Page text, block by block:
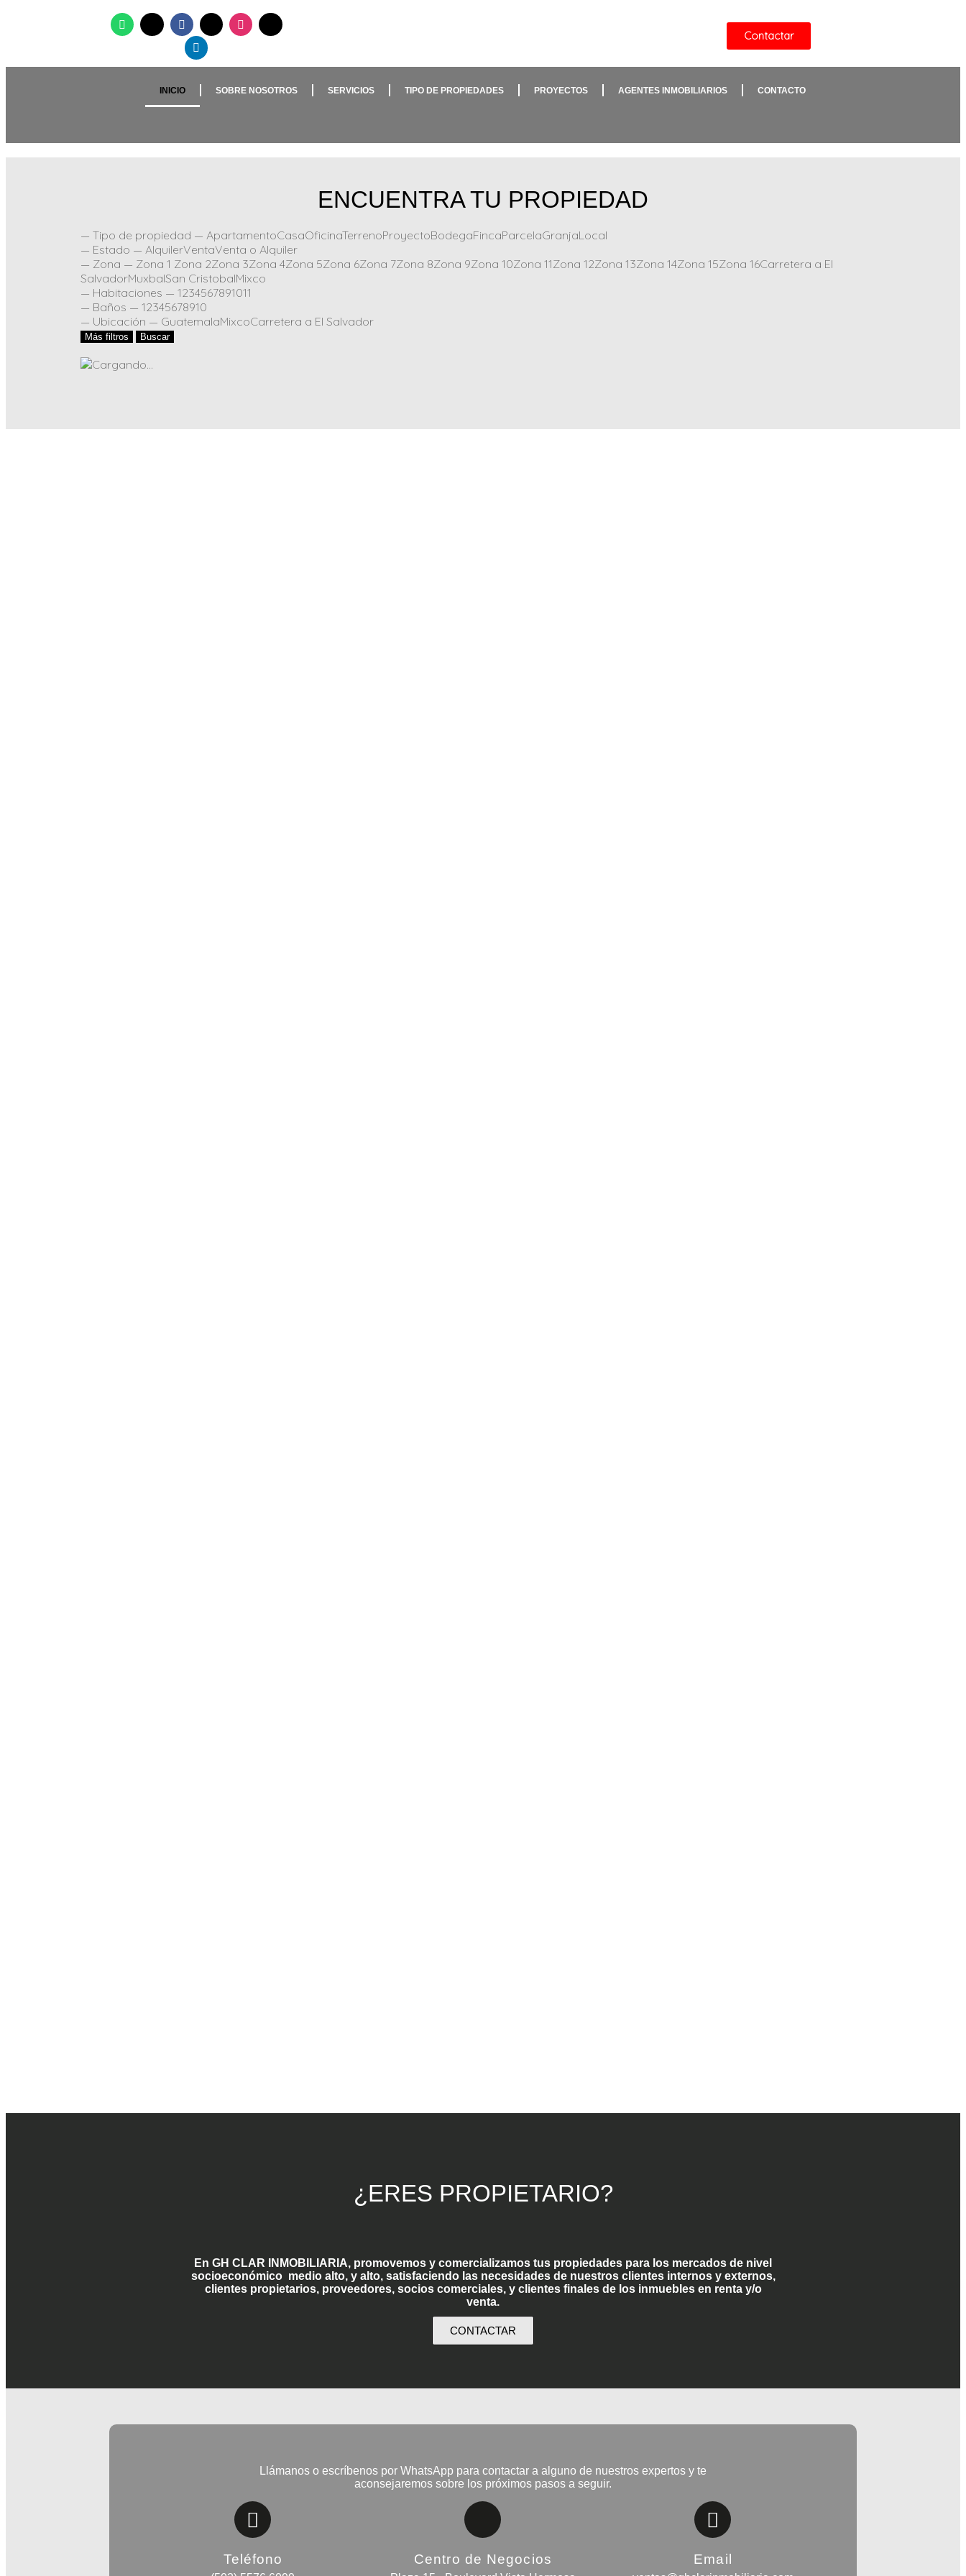
Contactar
INICIO SOBRE NOSOTROS SERVICIOS TIPO DE PROPIEDADES PROYECTOS AGENTES INMOBILIARIOS CONTACTO
ENCUENTRA TU PROPIEDAD
— Tipo de propiedad — ApartamentoCasaOficinaTerrenoProyectoBodegaFincaParcelaGranjaLocal
— Estado — AlquilerVentaVenta o Alquiler
— Zona — Zona 1 Zona 2Zona 3Zona 4Zona 5Zona 6Zona 7Zona 8Zona 9Zona 10Zona 11Zona 12Zona 13Zona 14Zona 15Zona 16Carretera a El
SalvadorMuxbalSan CristobalMixco
— Habitaciones — 1234567891011
— Baños — 12345678910
— Ubicación — GuatemalaMixcoCarretera a El Salvador
Más filtros Buscar
¿ERES PROPIETARIO?
En GH CLAR INMOBILIARIA, promovemos y comercializamos tus propiedades para los mercados de nivel
socioeconómico medio alto, y alto, satisfaciendo las necesidades de nuestros clientes internos y externos,
clientes propietarios, proveedores, socios comerciales, y clientes finales de los inmuebles en renta y/o
venta.
CONTACTAR
Llámanos o escríbenos por WhatsApp para contactar a alguno de nuestros expertos y te
aconsejaremos sobre los próximos pasos a seguir.
Teléfono Centro de Negocios Email